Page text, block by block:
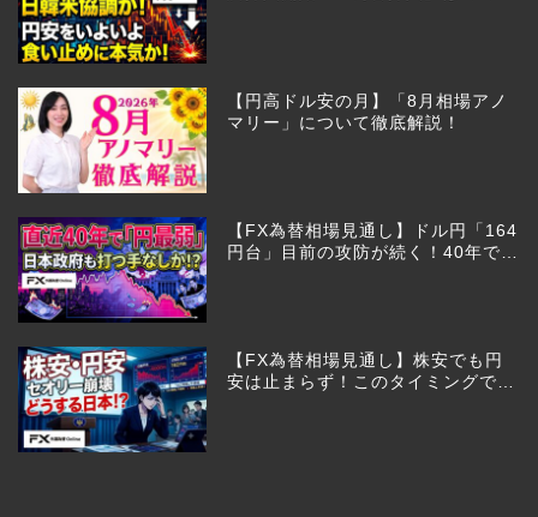
【円高ドル安の月】「8月相場アノ
マリー」について徹底解説！
【FX為替相場見通し】ドル円「164
円台」目前の攻防が続く！40年で円
【FX為替相場見通し】株安でも円
安は止まらず！このタイミングでと